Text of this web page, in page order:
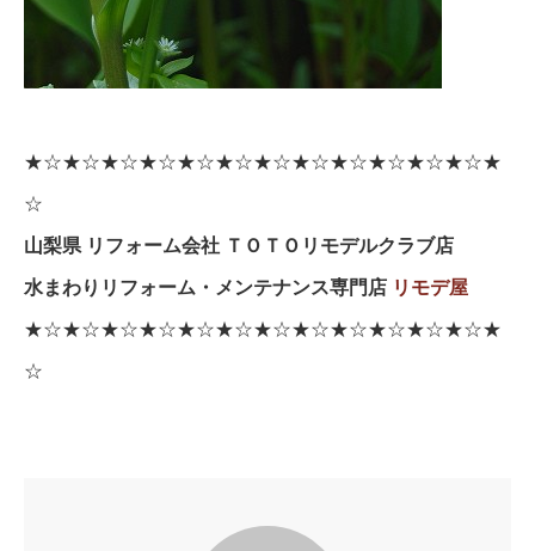
★☆★☆★☆★☆★☆★☆★☆★☆★☆★☆★☆★☆★
☆
山梨県 リフォーム会社 ＴＯＴＯリモデルクラブ店
水まわりリフォーム・メンテナンス専門店 リモデ屋
★☆★☆★☆★☆★☆★☆★☆★☆★☆★☆★☆★☆★
☆